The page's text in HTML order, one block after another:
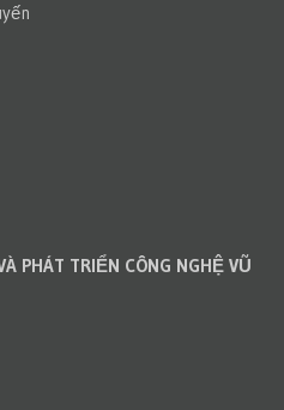
PHÁT TRIỂN CÔNG NGHỆ VŨ